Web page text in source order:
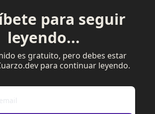
para seguir
leyendo...
es gratuito, pero debes estar
para continuar leyendo.